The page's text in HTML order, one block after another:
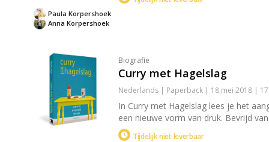
Anna Korpershoek
Paula Korpershoek
Biografie
Curry met Hagelslag
Nederlands | Paperback | 18 mei 2018 |
In Curry met Hagelslag lees je het
een nieuwe vorm van druk. Bevrijd
Tijdelijk niet leverbaar